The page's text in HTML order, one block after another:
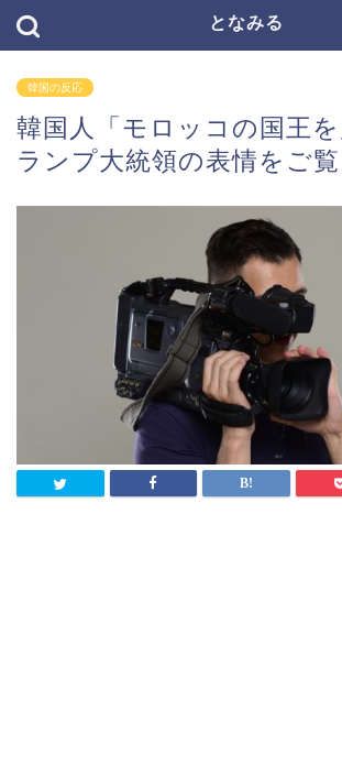
となみる
韓国の反応
韓国人「モロッコの国王
ランプ大統領の表情をご覧